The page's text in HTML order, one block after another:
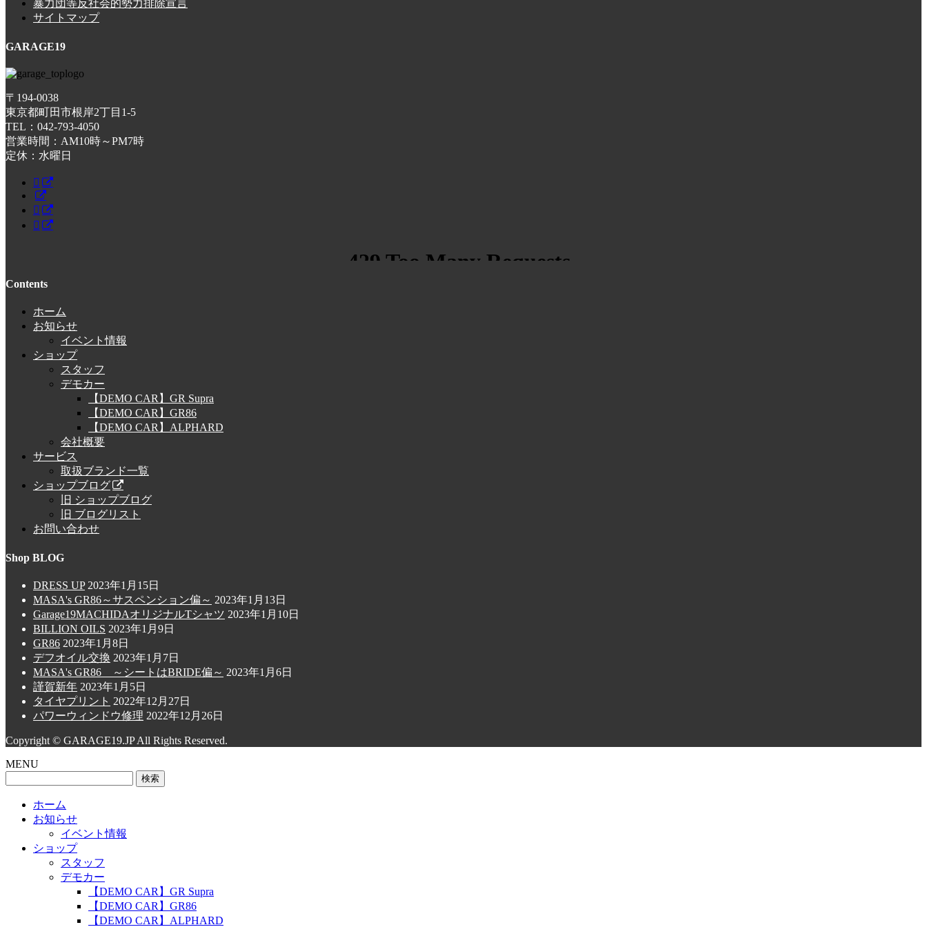
暴力団等反社会的勢力排除宣言
サイトマップ
GARAGE19
〒194-0038
東京都町田市根岸2丁目1-5
TEL：042-793-4050
営業時間：AM10時～PM7時
定休：水曜日
Contents
ホーム
お知らせ
イベント情報
ショップ
スタッフ
デモカー
【DEMO CAR】GR Supra
【DEMO CAR】GR86
【DEMO CAR】ALPHARD
会社概要
サービス
取扱ブランド一覧
ショップブログ
旧 ショップブログ
旧 ブログリスト
お問い合わせ
Shop BLOG
DRESS UP 2023年1月15日
MASA's GR86～サスペンション偏～ 2023年1月13日
Garage19MACHIDAオリジナルTシャツ 2023年1月10日
BILLION OILS 2023年1月9日
GR86 2023年1月8日
デフオイル交換 2023年1月7日
MASA's GR86 ～シートはBRIDE偏～ 2023年1月6日
謹賀新年 2023年1月5日
タイヤプリント 2022年12月27日
パワーウィンドウ修理 2022年12月26日
Copyright © GARAGE19.JP All Rights Reserved.
MENU
ホーム
お知らせ
イベント情報
ショップ
スタッフ
デモカー
【DEMO CAR】GR Supra
【DEMO CAR】GR86
【DEMO CAR】ALPHARD